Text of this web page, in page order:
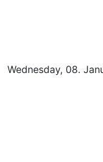
Wednesday, 08.